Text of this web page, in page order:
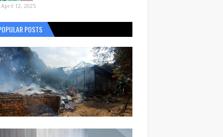
April 12, 2025
POSTS